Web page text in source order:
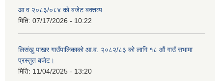
आ व २०८३/०८४ काे बजेट बक्तव्य
मिति: 07/17/2026 - 10:22
लिसंखु पाखर गाउँपालिकाको आ.व. २०८२/८३ को लागि १८ औं गाउँ सभामा
प्रस्तुत बजेट।
मिति: 11/04/2025 - 13:20